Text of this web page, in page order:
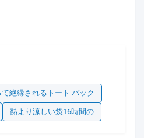
絶縁されるトート バック
熱より涼しい袋16時間の